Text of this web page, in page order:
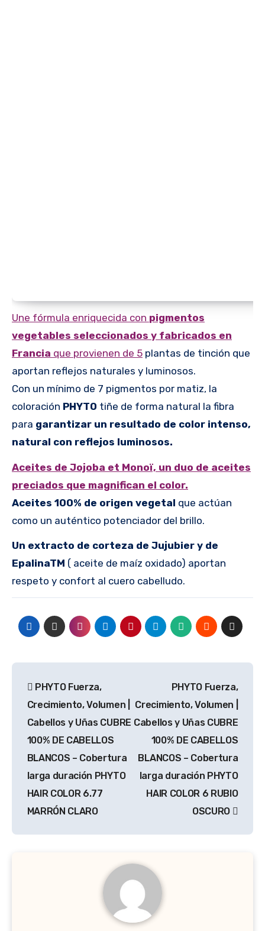
Une fórmula enriquecida con pigmentos
vegetables seleccionados y fabricados en
Francia que provienen de 5 plantas de tinción que
aportan reflejos naturales y luminosos.
Con un mínimo de 7 pigmentos por matiz, la
coloración PHYTO tiñe de forma natural la fibra
para garantizar un resultado de color intenso,
natural con reflejos luminosos.
Aceites de Jojoba et Monoï, un duo de aceites
preciados que magnifican el color.
Aceites 100% de origen vegetal que actúan
como un auténtico potenciador del brillo.
Un extracto de corteza de Jujubier y de
EpalinaTM ( aceite de maíz oxidado) aportan
respeto y confort al cuero cabelludo.
de
entradas
PHYTO Fuerza,
Crecimiento, Volumen |
Cabellos y Uñas CUBRE
100% DE CABELLOS
BLANCOS – Cobertura
larga duración PHYTO
HAIR COLOR 6.77
MARRÓN CLARO
PHYTO Fuerza,
Crecimiento, Volumen |
Cabellos y Uñas CUBRE
100% DE CABELLOS
BLANCOS – Cobertura
larga duración PHYTO
HAIR COLOR 6 RUBIO
OSCURO